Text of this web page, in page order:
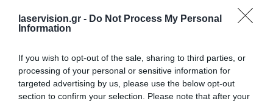
laservision.gr - Do Not Process My Personal
Information
If you wish to opt-out of the sale, sharing to third parties, or
processing of your personal or sensitive information for
targeted advertising by us, please use the below opt-out
section to confirm your selection. Please note that after your
πρόσφατα τον κύριο λόγο
επιτυχημένη μεταμόσχευση στον
άνθρωπο. Μετά από την ανακάλυψη
και την εξάπλωση της διασύνδεσης